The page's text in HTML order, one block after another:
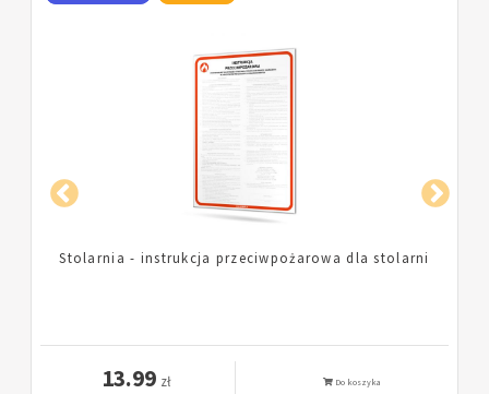
Prace spawalnicze - instrukcja przeciwpożarowa przy
13.99 zł Do koszyka